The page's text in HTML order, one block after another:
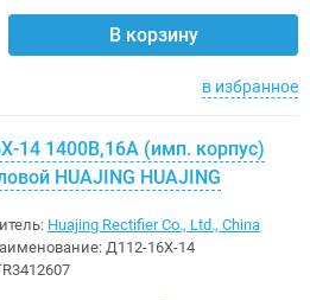
В корзину
в избранное
14 1400В,16A (имп. корпус)
HUAJING HUAJING
Huajing Rectifier Co., Ltd., China
Д112-16Х-14